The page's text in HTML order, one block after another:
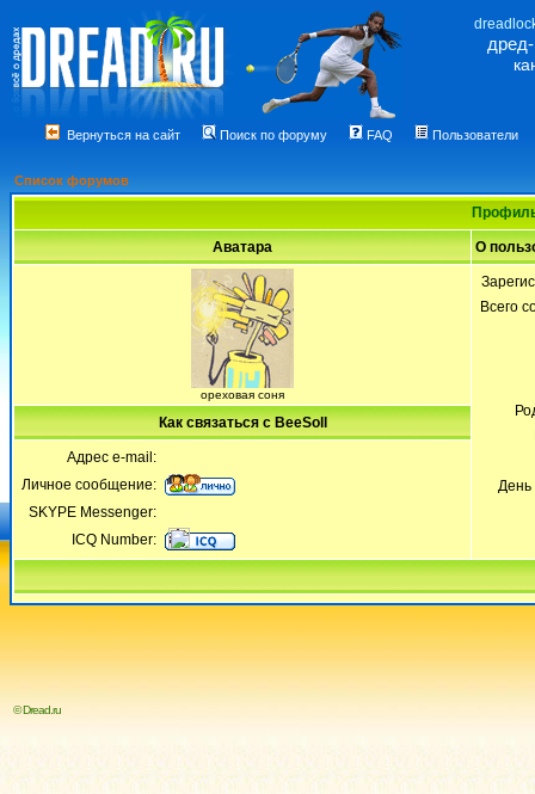
Вернуться на сайт Поиск по форуму FAQ Пользователи
Список форумов
Аватара О
ореховая соня
Всего
День
Как связаться с BeeSoll
Адрес e-mail:
Личное сообщение:
SKYPE Messenger:
ICQ Number:
© Dread.ru